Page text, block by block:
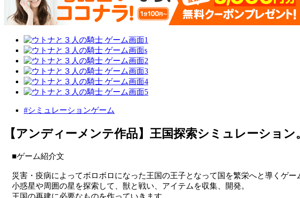
#シミュレーションゲーム
【アンディーメンテ作品】王国探索シミュレーショ
■ゲーム紹介文
災害・疫病によってボロボロになった王国の王子となって国を繁栄へと導くゲー
小惑星や周囲の星を探索して、獣と戦い、アイテムを収集、開発。
王国の再建に必要なものを作っていきます。